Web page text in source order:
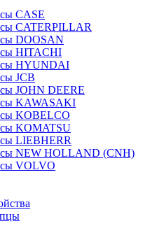
CASE
CATERPILLAR
DOOSAN
HITACHI
HYUNDAI
JCB
JOHN DEERE
KAWASAKI
KOBELCO
KOMATSU
LIEBHERR
NEW HOLLAND (CNH)
VOLVO